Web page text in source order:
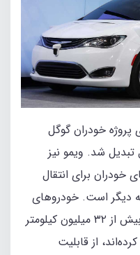
پروژه خودران گوگل
شد. ویمو نیز
برای انتقال
دیگر است. خودروهای
خودران ویمو که تاکنون درمجموع بیش از ۳۲ میلیون کیلومتر
از قابلیت